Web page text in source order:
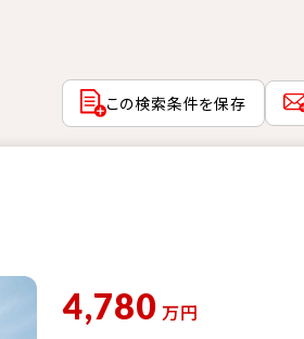
この検索条件を保存
4,780 万円